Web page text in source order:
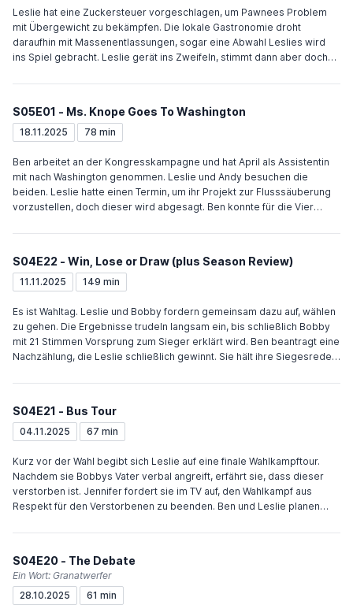
besetzt wird. Weil die zuständige Stelle nicht erreichbar ist, fährt Ron
selber zu Diane, einer Mutter mit zwei Kindern, und beseitigt das
Schlagloch vor ihrem Haus. Weil Andy eine Nachricht auf das
Schlagloch geschrieben hat, kommt Diane ins Amt und lädt Ron zu
Leslie hat eine Zuckersteuer vorgeschlagen, um Pawnees Problem
mit Übergewicht zu bekämpfen. Die lokale Gastronomie droht
daraufhin mit Massenentlassungen, sogar eine Abwahl Leslies wird
ins Spiel gebracht. Leslie gerät ins Zweifeln, stimmt dann aber doch
bekommen. Weil alle wichtige Politiker kennen, kann er sie nicht
wiederholt respektlose Karikaturen über Ben auftauchen, stellt sich
raus, dass April diese gezeichnet hat und Ben als ihren Vater ausgibt.
unterstützt Ben. Andy trainiert unterstützt von Chris für die
Aufnahmeprüfung der Polizei. Dabei merkt Chris, dass er anders als
Andy niemanden Wichtigen in seinem Leben hat. Er beschließt, mit
seinen Problemen einen Psychiater aufzusuchen.
S05E01 - Ms. Knope Goes To Washington
18.11.2025 78 min
Ben arbeitet an der Kongresskampagne und hat April als Assistentin
mit nach Washington genommen. Leslie und Andy besuchen die
beiden. Leslie hatte einen Termin, um ihr Projekt zur Flusssäuberung
vorzustellen, doch dieser wird abgesagt. Ben konnte für die Vier
organisieren, doch Leslie ist zu frustriert von ihrem abgesagten
Party, um sie zu genießen, obwohl sie einige ihrer Idole trifft.
Schließlich beschließt sie den Fluss in ihrer Freizeit selber zu
Grillfests für die Mitarbeiter. Statt einer bunten Show will er einfaches
Grillen veranstalten. Ann und Tom geben vor noch ein Paar zu sein, um
denen, die ein schnelles Ende ihrer Beziehung prophezeit haben,
nicht recht zu geben.
S04E22 - Win, Lose or Draw (plus Season Review)
11.11.2025 149 min
Es ist Wahltag. Leslie und Bobby fordern gemeinsam dazu auf, wählen
zu gehen. Die Ergebnisse trudeln langsam ein, bis schließlich Bobby
mit 21 Stimmen Vorsprung zum Sieger erklärt wird. Ben beantragt eine
Nachzählung, die Leslie schließlich gewinnt. Sie hält ihre Siegesrede,
gewonnen hat. Jennifer bietet Ben einen Job in einer
Leslie, die erst dagegen ist, es sich dann aber anders überlegt, so
dass Ben den Job annimmt. Ann und Tom kommen auf der Wahlparty
Pläne für ein neues Leben, bis Donna die Daten wiederherstellt.
S04E21 - Bus Tour
04.11.2025 67 min
Kurz vor der Wahl begibt sich Leslie auf eine finale Wahlkampftour.
Nachdem sie Bobbys Vater verbal angreift, erfährt sie, dass dieser
verstorben ist. Jennifer fordert sie im TV auf, den Wahlkampf aus
Respekt für den Verstorbenen zu beenden. Ben und Leslie planen
bei Bobby vorfährt, stört er einen Gedenkgottesdienst und lässt
Bobby. Als dieser vor die Presse tritt, scheint die Wahl entschieden,
bis er Leslie dazu holt, sie anpreist und sich bei ihr bedankt. Bobby hat
dem Autoverleiher, der Leslie Shuttle-Autos für Senioren zur
S04E20 - The Debate
Ein Wort: Granatwerfer
28.10.2025
61 min